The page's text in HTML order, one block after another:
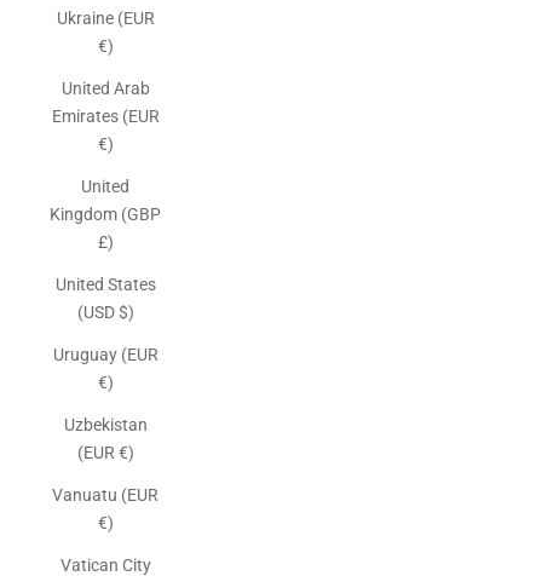
Ukraine (EUR
€)
United Arab
Emirates (EUR
€)
United
Kingdom (GBP
£)
United States
(USD $)
Uruguay (EUR
€)
Uzbekistan
(EUR €)
Vanuatu (EUR
€)
Vatican City